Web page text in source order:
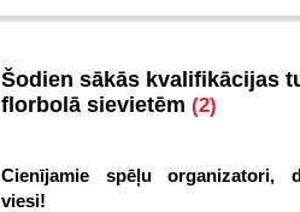
Šodien sākās kvalifikācijas
florbolā sievietēm (2)
Cienījamie spēļu organizatori,
viesi!